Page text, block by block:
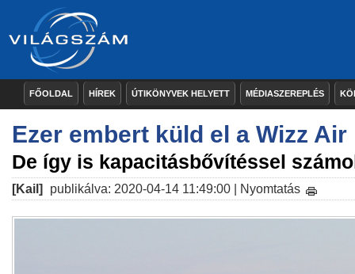
FŐOLDAL HÍREK ÚTIKÖNYVEK HELYETT MÉDIASZEREPLÉS
Ezer embert küld el a Wizz Air
De így is kapacitásbővítéssel
[Kail] publikálva: 2020-04-14 11:49:00 | Nyomtatás